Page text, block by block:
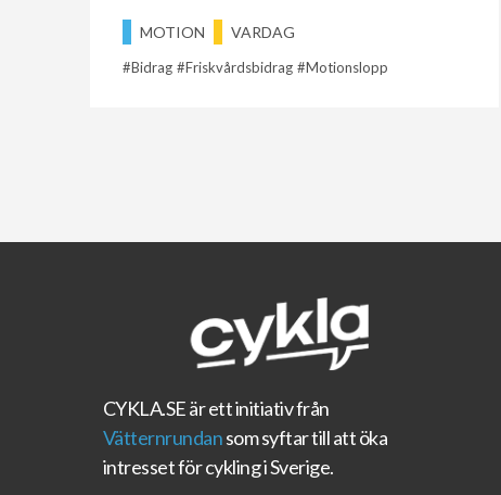
MOTION VARDAG
Bidrag Friskvårdsbidrag Motionslopp
CYKLA.SEär ett initiativ från
Vätternrundansom syftar till att öka
intresset för cykling i Sverige.